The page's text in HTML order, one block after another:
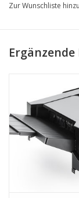
Toner CK-5511Y
Fragen Sie uns
Zur Wunschliste